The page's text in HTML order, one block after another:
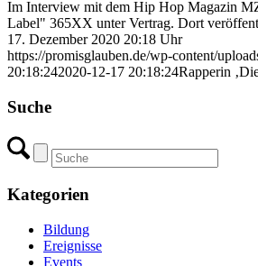
Im Interview mit dem Hip Hop Magazin
Label" 365XX unter Vertrag. Dort
17. Dezember 2020 20:18 Uhr
https://promisglauben.de/wp-content/
20:18:242020-12-17 20:18:24Rapperin
Suche
Kategorien
Bildung
Ereignisse
Events